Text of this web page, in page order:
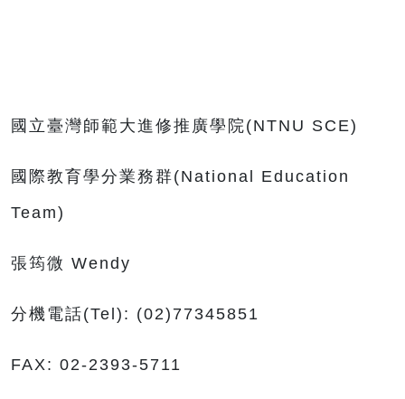
國立臺灣師範大進修推廣學院(NTNU SCE)
國際教育學分業務群(National Education
Team)
張筠微 Wendy
分機電話(Tel): (02)77345851
FAX: 02-2393-5711